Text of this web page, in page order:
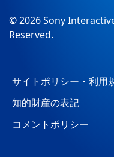
© 2026 Sony
Reserved.
サイトポリシー・利用
知的財産の表記
コメントポリシー